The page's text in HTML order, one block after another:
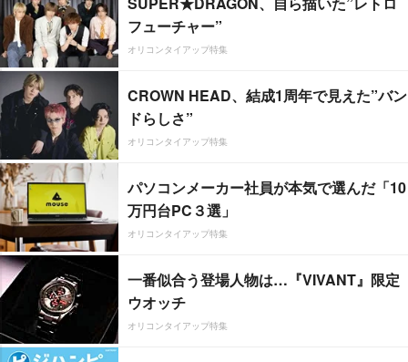
フューチャー”
オリコンタイアップ特集
CROWN HEAD、結成1周年で見えた”バン
ドらしさ”
オリコンタイアップ特集
パソコンメーカー社員が本気で選んだ「10
万円台PC３選」
オリコンタイアップ特集
一番似合う登場人物は…『VIVANT』限定
ウオッチ
オリコンタイアップ特集